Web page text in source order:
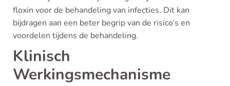
floxin voor de behandeling van infecties. Dit kan
bijdragen aan een beter begrip van de risico’s en
voordelen tijdens de behandeling.
Klinisch
Werkingsmechanisme